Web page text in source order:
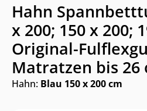
Hahn
x 200; 150 x 200;
Original-
Matratzen bis 26
Hahn: Blau 150 x 200 cm